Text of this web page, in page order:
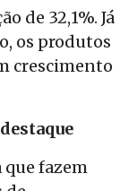
de 32,1%. Já
os produtos
crescimento
fazem